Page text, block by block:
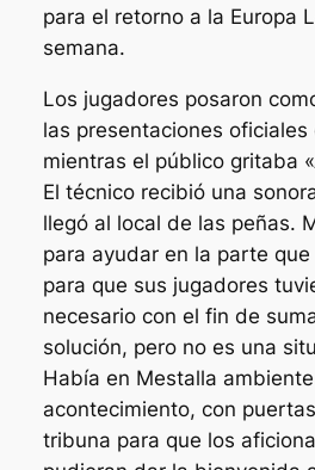
para el retorno a la Europa
semana.
Los jugadores posaron
las presentaciones
mientras el público gritaba
El técnico recibió una
llegó al local de las peñas.
para ayudar en la parte
para que sus jugadores
necesario con el fin de
solución, pero no es una
Había en Mestalla
acontecimiento, con
tribuna para que los